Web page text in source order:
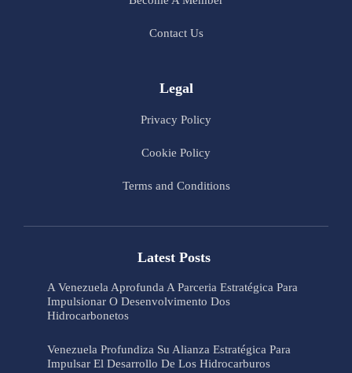
Contact Us
Legal
Privacy Policy
Cookie Policy
Terms and Conditions
Latest Posts
A Venezuela Aprofunda A Parceria Estratégica Para
Impulsionar O Desenvolvimento Dos
Hidrocarbonetos
Venezuela Profundiza Su Alianza Estratégica Para
Impulsar El Desarrollo De Los Hidrocarburos